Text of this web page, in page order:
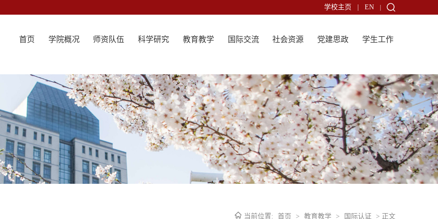
学校主页 EN
首页 学院概况 师资队伍 科学研究 教育教学 国际交流 社会资源 党建思政 学生工作
当前位置: 首页 > 教育教学 > 国际认证 > 正文